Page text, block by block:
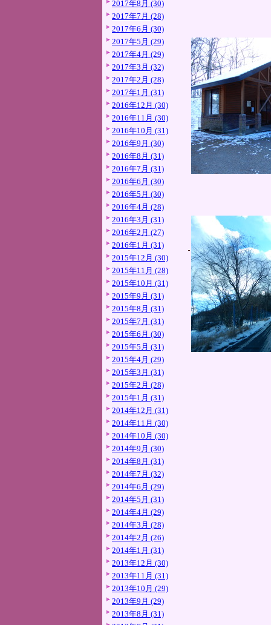
2017年8月 (30)
2017年7月 (28)
2017年6月 (30)
2017年5月 (29)
2017年4月 (29)
2017年3月 (32)
2017年2月 (28)
2017年1月 (31)
2016年12月 (30)
2016年11月 (30)
2016年10月 (31)
2016年9月 (30)
2016年8月 (31)
2016年7月 (31)
2016年6月 (30)
2016年5月 (30)
2016年4月 (28)
2016年3月 (31)
2016年2月 (27)
2016年1月 (31)
2015年12月 (30)
2015年11月 (28)
2015年10月 (31)
2015年9月 (31)
2015年8月 (31)
2015年7月 (31)
2015年6月 (30)
2015年5月 (31)
2015年4月 (29)
2015年3月 (31)
2015年2月 (28)
2015年1月 (31)
2014年12月 (31)
2014年11月 (30)
2014年10月 (30)
2014年9月 (30)
2014年8月 (31)
2014年7月 (32)
2014年6月 (29)
2014年5月 (31)
2014年4月 (29)
2014年3月 (28)
2014年2月 (26)
2014年1月 (31)
2013年12月 (30)
2013年11月 (31)
2013年10月 (29)
2013年9月 (29)
2013年8月 (31)